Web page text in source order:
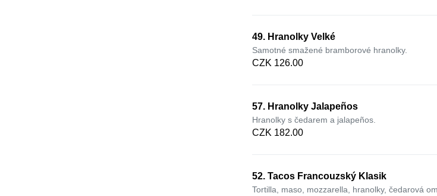
49. Hranolky Velké
Samotné smažené bramborové hranolky.
CZK 126.00
57. Hranolky Jalapeños
Hranolky s čedarem a jalapeños.
CZK 182.00
52. Tacos Francouzský Klasik
Tortilla, maso, mozzarella, hranolky, čedarová